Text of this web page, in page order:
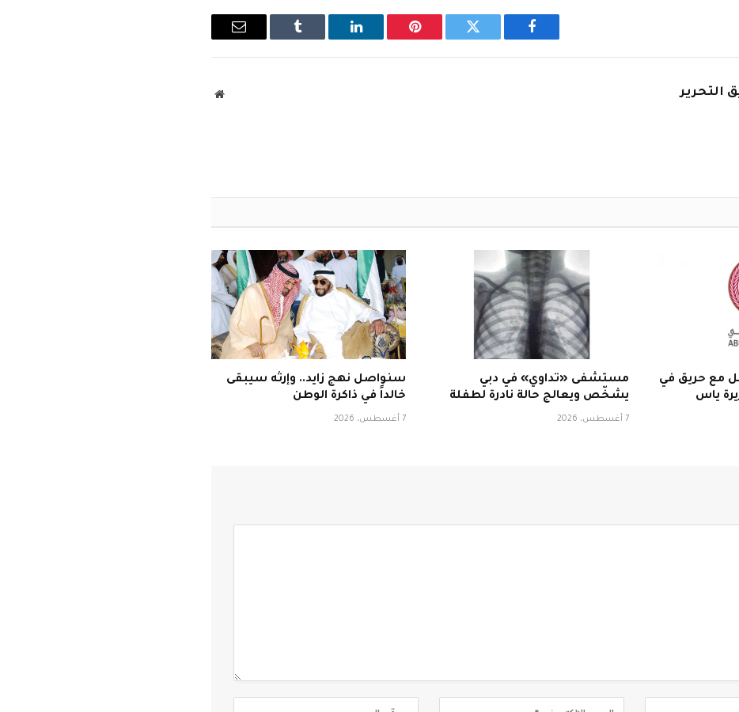
فيسبوك تويتر بينتيريستلينكدإن Tumblr
البريد
التحرير
موقع
مع حريق في
ياس
مستشفى «تداوي» في دبي
يشخّص ويعالج حالة نادرة لطفلة
7 أغسطس، 2026
سنواصل نهج زايد.. وإرثه سيبقى
خالداً في ذاكرة الوطن
7 أغسطس، 2026